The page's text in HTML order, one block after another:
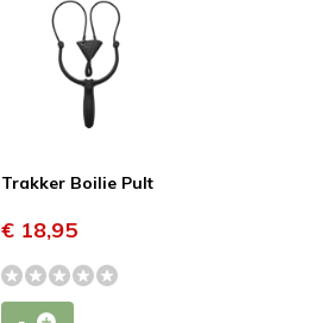
Trakker Boilie Pult
€ 18,95